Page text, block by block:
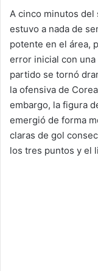
A cinco minutos del
estuvo a nada de
potente en el área,
error inicial con una
partido se tornó
la ofensiva de
embargo, la figura
emergió de forma
claras de gol
los tres puntos y el